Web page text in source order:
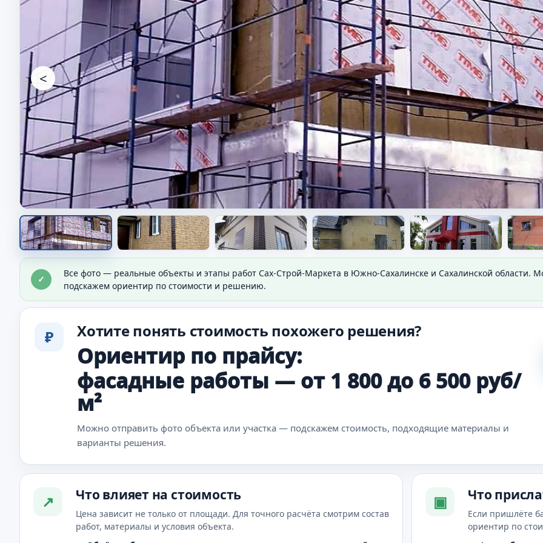
<
Фасад дома после работ
Видно общий результат отделки дома.
✓
Все фото — реальные объекты и этапы работ Сах-Строй-Маркета в Южно-Сахалинске и Сахалинской
подскажем ориентир по стоимости и решению.
₽ Хотите понять стоимость похожего решения?
Ориентир по прайсу:
фасадные работы — от 1 800 до 6 500 руб/
м²
Можно отправить фото объекта или участка — подскажем стоимость, подходящие материалы и
варианты решения.
↗ Что влияет на стоимость
Цена зависит не только от площади. Для точного расчёта смотрим состав
работ, материалы и условия объекта.
▣ Что
Если пришлёте
ориентир по